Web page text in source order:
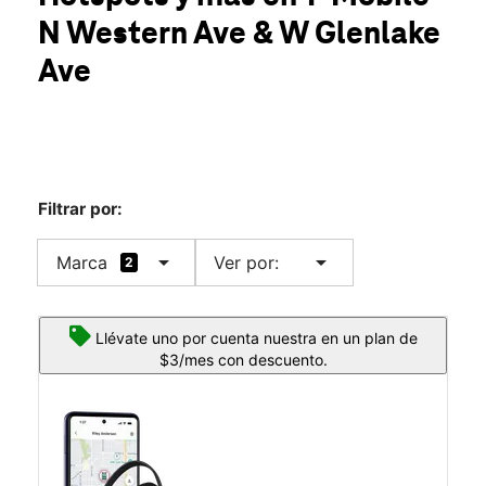
Mié.:10:00 a.m. a 8:00 p.m.
Jue.:10:00 a.m. a 8:00 p.m.
6108 N Western Ave Unit 102 Chicago, IL 60659
N Western Ave & W Glenlake
Ave
Filtrar por:
Marca 2 arrow_drop_down Ver por: arrow_drop_down
Llévate uno por cuenta nuestra en un plan de
$3/mes con descuento.